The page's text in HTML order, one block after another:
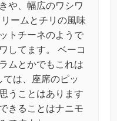
や、幅広のワシワ
ームとチリの風味
トチーネのようで
してます。 ベーコ
ムとかでもこれは
ては、座席のピッ
うことはあります
きることはナニモ